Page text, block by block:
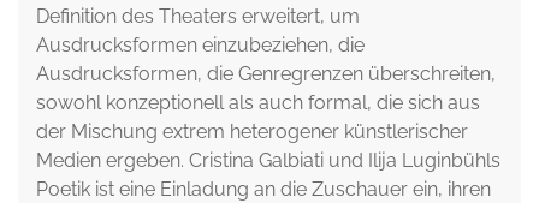
Definition des Theaters erweitert, um
Ausdrucksformen einzubeziehen, die
Ausdrucksformen, die Genregrenzen überschreiten,
sowohl konzeptionell als auch formal, die sich aus
der Mischung extrem heterogener künstlerischer
Medien ergeben. Cristina Galbiati und Ilija Luginbühls
Poetik ist eine Einladung an die Zuschauer ein, ihren